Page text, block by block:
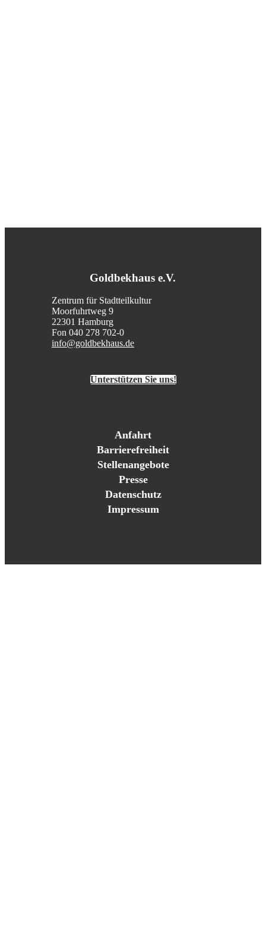
Goldbekhaus e.V.
Zentrum für Stadtteilkultur
Moorfuhrtweg 9
22301 Hamburg
Fon 040 278 702-0
info@goldbekhaus.de
Unterstützen Sie uns!
Anfahrt
Barrierefreiheit
Stellenangebote
Presse
Datenschutz
Impressum